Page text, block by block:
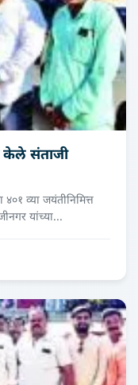
केले संताजी
व्या जयंतीनिमित्त
यांच्या...